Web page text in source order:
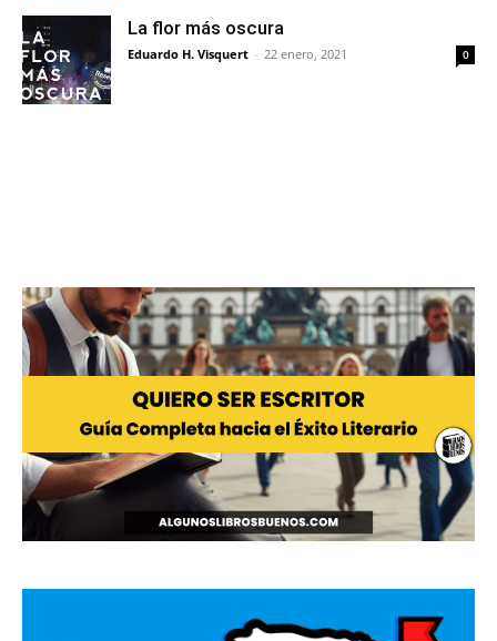
La flor más oscura
Eduardo H. Visquert - 22 enero, 2021 0